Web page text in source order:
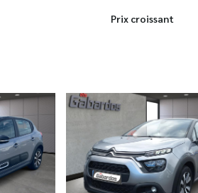
Prix croissant